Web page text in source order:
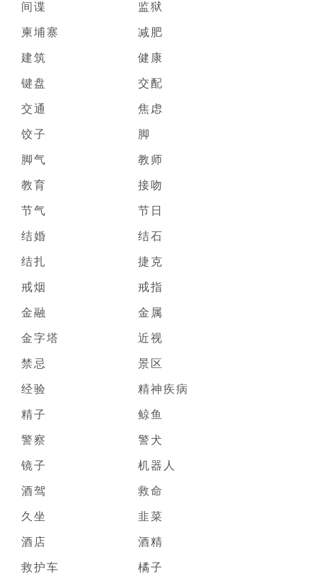
间谍
监狱
柬埔寨
减肥
建筑
健康
键盘
交配
交通
焦虑
饺子
脚
脚气
教师
教育
接吻
节气
节日
结婚
结石
结扎
捷克
戒烟
戒指
金融
金属
金字塔
近视
禁忌
景区
经验
精神疾病
精子
鲸鱼
警察
警犬
镜子
机器人
酒驾
救命
久坐
韭菜
酒店
酒精
救护车
橘子